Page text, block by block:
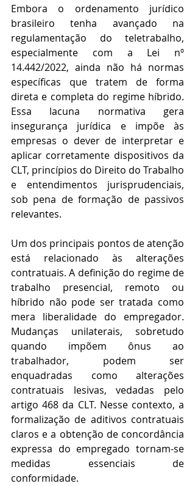
Embora o ordenamento jurídico
brasileiro tenha avançado na
regulamentação do teletrabalho,
especialmente com a Lei nº
14.442/2022, ainda não há normas
específicas que tratem de forma
direta e completa do regime híbrido.
Essa lacuna normativa gera
insegurança jurídica e impõe às
empresas o dever de interpretar e
aplicar corretamente dispositivos da
CLT, princípios do Direito do Trabalho
e entendimentos jurisprudenciais,
sob pena de formação de passivos
relevantes.
Um dos principais pontos de atenção
está relacionado às alterações
contratuais. A definição do regime de
trabalho presencial, remoto ou
híbrido não pode ser tratada como
mera liberalidade do empregador.
Mudanças unilaterais, sobretudo
quando impõem ônus ao
trabalhador, podem ser
enquadradas como alterações
contratuais lesivas, vedadas pelo
artigo 468 da CLT. Nesse contexto, a
formalização de aditivos contratuais
claros e a obtenção de concordância
expressa do empregado tornam-se
medidas essenciais de
conformidade.